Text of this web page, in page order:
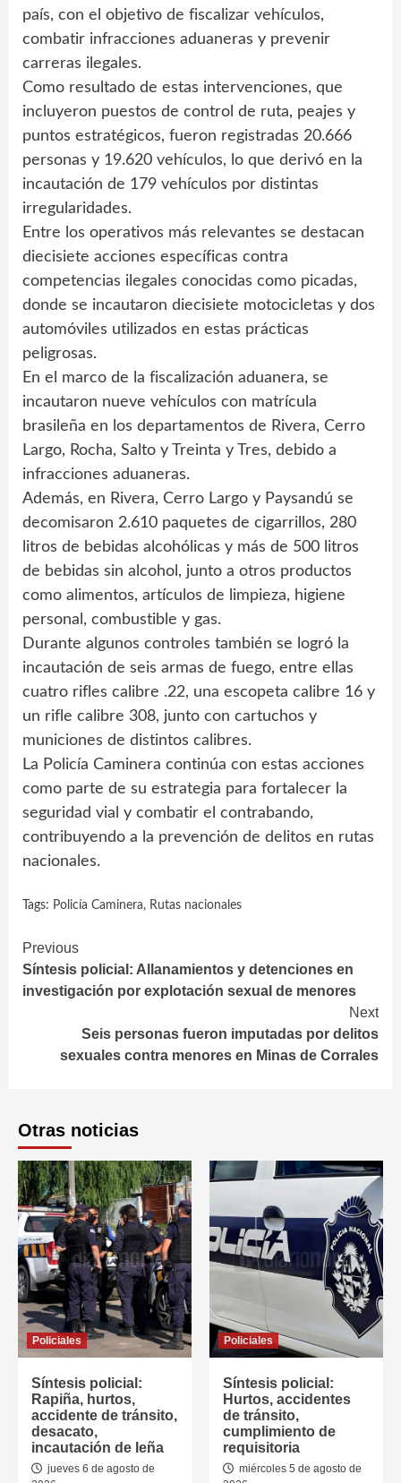
país, con el objetivo de fiscalizar vehículos,
combatir infracciones aduaneras y prevenir
carreras ilegales.
Como resultado de estas intervenciones, que
incluyeron puestos de control de ruta, peajes y
puntos estratégicos, fueron registradas 20.666
personas y 19.620 vehículos, lo que derivó en la
incautación de 179 vehículos por distintas
irregularidades.
Entre los operativos más relevantes se destacan
diecisiete acciones específicas contra
competencias ilegales conocidas como picadas,
donde se incautaron diecisiete motocicletas y dos
automóviles utilizados en estas prácticas
peligrosas.
En el marco de la fiscalización aduanera, se
incautaron nueve vehículos con matrícula
brasileña en los departamentos de Rivera, Cerro
Largo, Rocha, Salto y Treinta y Tres, debido a
infracciones aduaneras.
Además, en Rivera, Cerro Largo y Paysandú se
decomisaron 2.610 paquetes de cigarrillos, 280
litros de bebidas alcohólicas y más de 500 litros
de bebidas sin alcohol, junto a otros productos
como alimentos, artículos de limpieza, higiene
personal, combustible y gas.
Durante algunos controles también se logró la
incautación de seis armas de fuego, entre ellas
cuatro rifles calibre .22, una escopeta calibre 16 y
un rifle calibre 308, junto con cartuchos y
municiones de distintos calibres.
La Policía Caminera continúa con estas acciones
como parte de su estrategia para fortalecer la
seguridad vial y combatir el contrabando,
contribuyendo a la prevención de delitos en rutas
nacionales.
Tags: Policía Caminera, Rutas nacionales
Continue
Reading
Previous
Síntesis policial: Allanamientos y detenciones en
investigación por explotación sexual de menores
Next
Seis personas fueron imputadas por delitos
sexuales contra menores en Minas de Corrales
Otras noticias
Policiales
Síntesis policial:
Rapiña, hurtos,
accidente de tránsito,
desacato,
incautación de leña
jueves 6 de agosto de
Policiales
Síntesis policial:
Hurtos, accidentes
de tránsito,
cumplimiento de
requisitoria
miércoles 5 de agosto de